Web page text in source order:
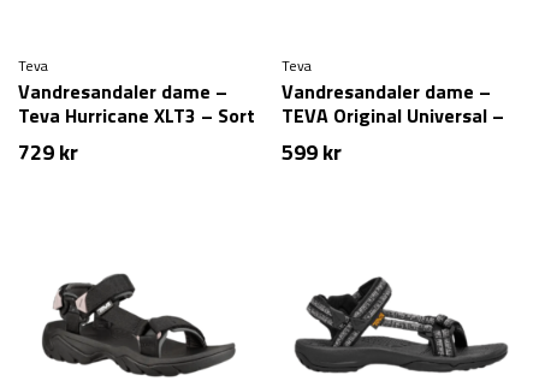
Teva
Vandresandaler dame –
Teva Hurricane XLT3 – Sort
729kr
Teva
Vandresandaler dame –
TEVA Original Universal –
Sort
599kr